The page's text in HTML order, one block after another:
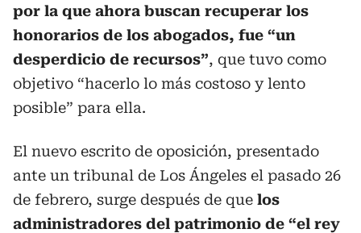
por la que ahora buscan recuperar los
honorarios de los abogados, fue “un
desperdicio de recursos”, que tuvo como
objetivo “hacerlo lo más costoso y lento
posible” para ella.
El nuevo escrito de oposición, presentado
ante un tribunal de Los Ángeles el pasado 26
de febrero, surge después de que los
administradores del patrimonio de “el rey